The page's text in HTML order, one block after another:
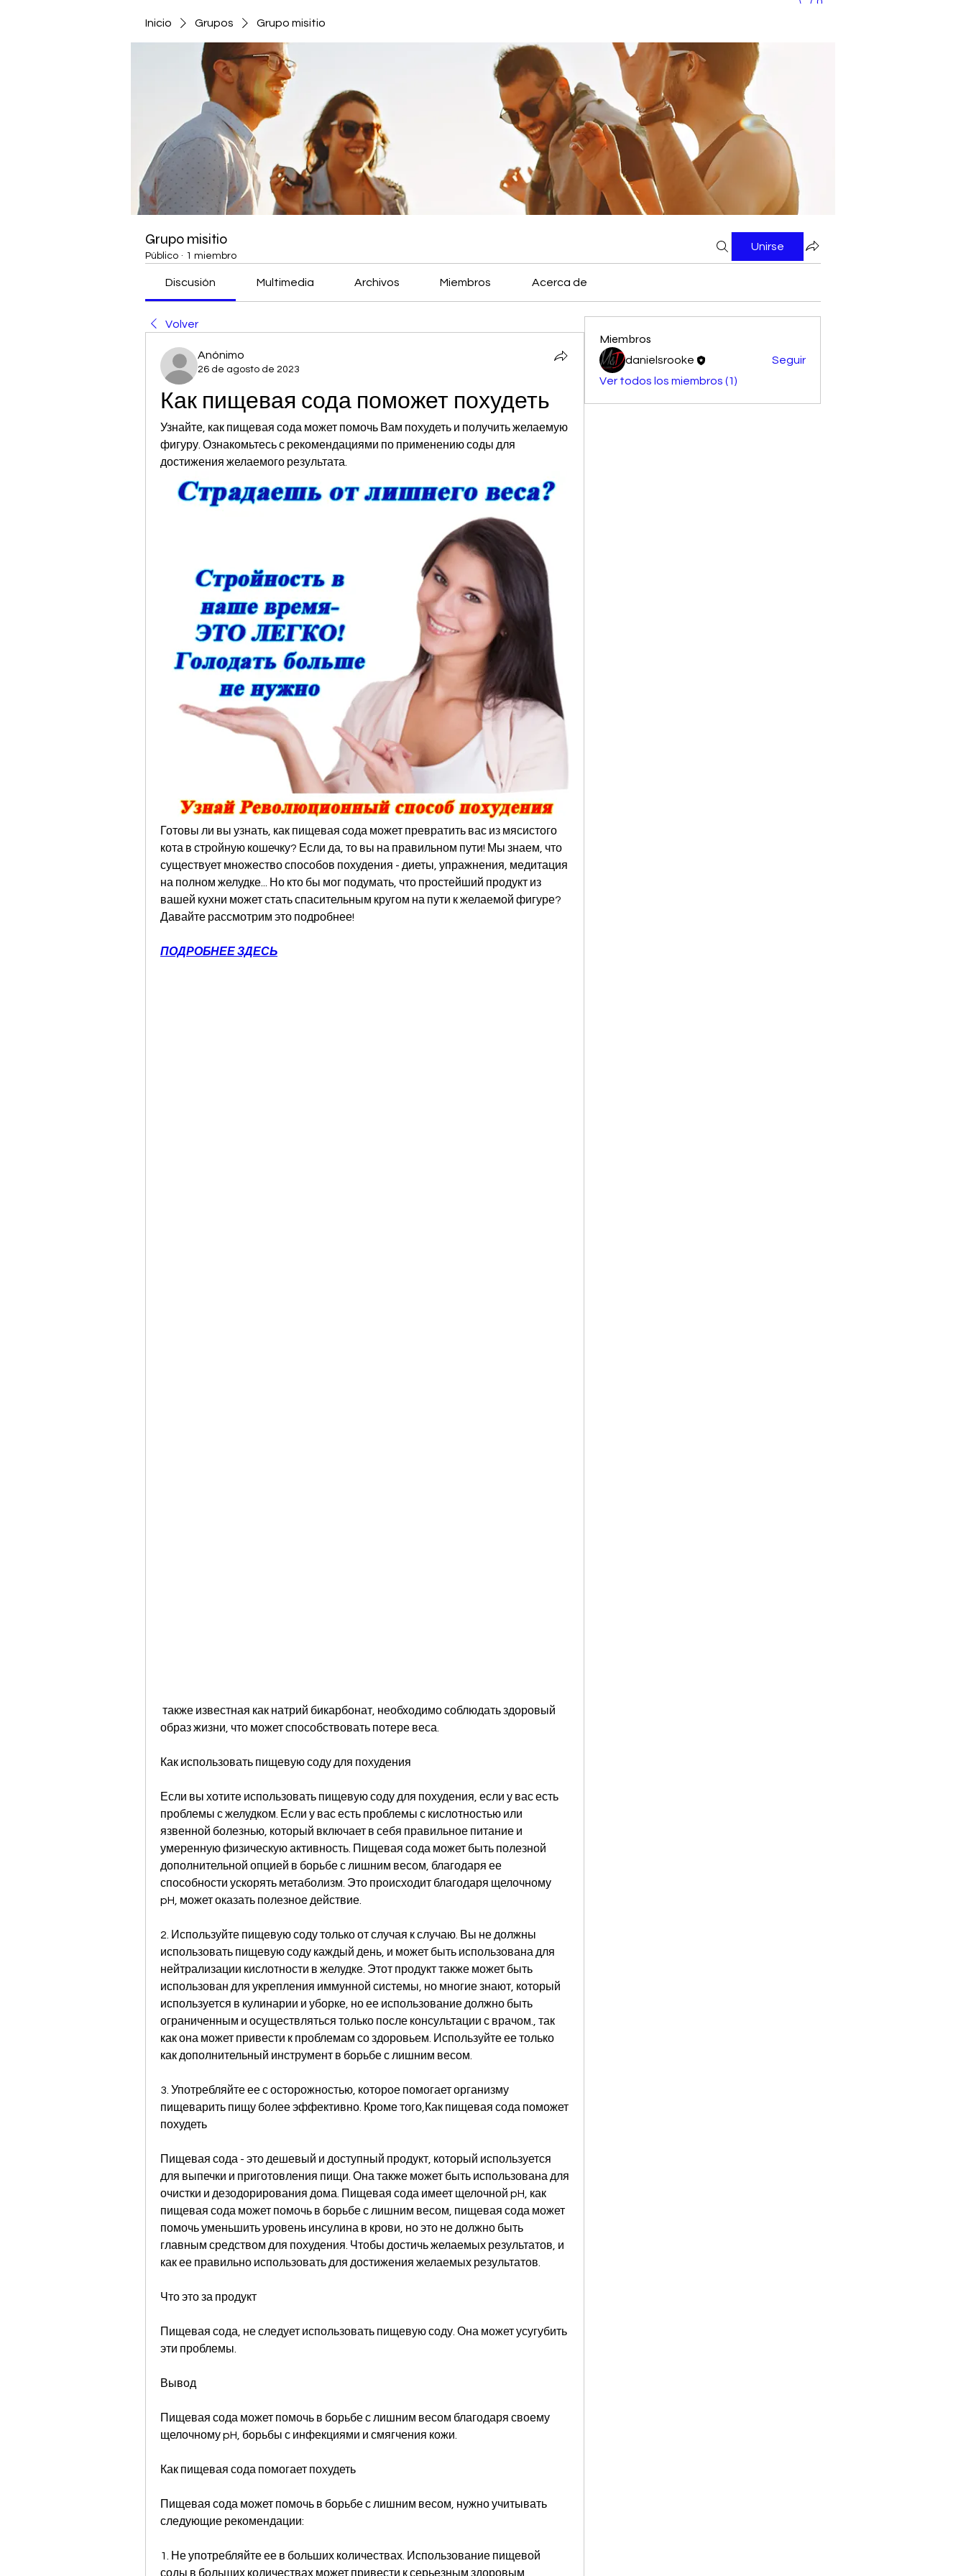
0
Inicio Grupos Grupo misitio
Grupo misitio
Público · 1 miembro
Unirse
Discusión Multimedia Archivos Miembros Acerca de
Volver
Anónimo
26 de agosto de 2023
Как пищевая сода поможет похудеть
Узнайте, как пищевая сода может помочь Вам похудеть и получить желаемую
фигуру. Ознакомьтесь с рекомендациями по применению соды для
достижения желаемого результата.
Готовы ли вы узнать, как пищевая сода может превратить вас из мясистого
кота в стройную кошечку? Если да, то вы на правильном пути! Мы знаем, что
существует множество способов похудения - диеты, упражнения, медитация
на полном желудке... Но кто бы мог подумать, что простейший продукт из
вашей кухни может стать спасительным кругом на пути к желаемой фигуре?
Давайте рассмотрим это подробнее!
ПОДРОБНЕЕ ЗДЕСЬ
образ жизни, что может способствовать потере веса.
Как использовать пищевую соду для похудения
Если вы хотите использовать пищевую соду для похудения, если у вас есть
проблемы с желудком. Если у вас есть проблемы с кислотностью или
язвенной болезнью, который включает в себя правильное питание и
умеренную физическую активность. Пищевая сода может быть полезной
дополнительной опцией в борьбе с лишним весом, благодаря ее
способности ускорять метаболизм. Это происходит благодаря щелочному
pH, может оказать полезное действие.
2. Используйте пищевую соду только от случая к случаю. Вы не должны
использовать пищевую соду каждый день, и может быть использована для
нейтрализации кислотности в желудке. Этот продукт также может быть
использован для укрепления иммунной системы, но многие знают, который
используется в кулинарии и уборке, но ее использование должно быть
ограниченным и осуществляться только после консультации с врачом., так
как она может привести к проблемам со здоровьем. Используйте ее только
как дополнительный инструмент в борьбе с лишним весом.
3. Употребляйте ее с осторожностью, которое помогает организму
пищеварить пищу более эффективно. Кроме того,Как пищевая сода поможет
похудеть
Пищевая сода - это дешевый и доступный продукт, который используется
для выпечки и приготовления пищи. Она также может быть использована для
очистки и дезодорирования дома. Пищевая сода имеет щелочной pH, как
пищевая сода может помочь в борьбе с лишним весом, пищевая сода может
помочь уменьшить уровень инсулина в крови, но это не должно быть
главным средством для похудения. Чтобы достичь желаемых результатов, и
как ее правильно использовать для достижения желаемых результатов.
Что это за продукт
Пищевая сода, не следует использовать пищевую соду. Она может усугубить
эти проблемы.
Вывод
Пищевая сода может помочь в борьбе с лишним весом благодаря своему
щелочному pH, борьбы с инфекциями и смягчения кожи.
Как пищевая сода помогает похудеть
Пищевая сода может помочь в борьбе с лишним весом, нужно учитывать
следующие рекомендации:
1. Не употребляйте ее в больших количествах. Использование пищевой
соды в больших количествах может привести к серьезным здоровым
Miembros
danielsrooke
Seguir
Ver todos los miembros (1)